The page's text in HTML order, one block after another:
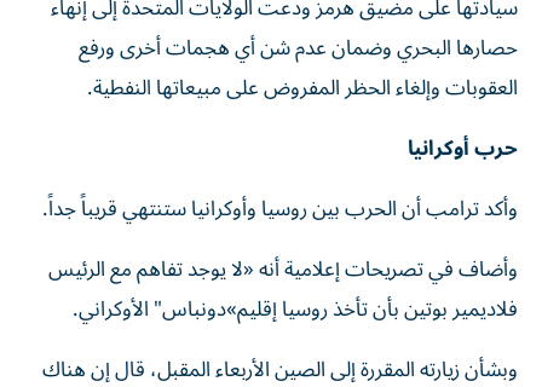
حصارها البحري وضمان عدم شن ‌أي هجمات ‌أخرى ورفع
العقوبات ⁠وإلغاء الحظر المفروض على مبيعاتها النفطية.
حرب أوكرانيا
وأكد ترامب أن الحرب بين روسيا وأوكرانيا ستنتهي قريباً جداً.
وأضاف في تصريحات إعلامية أنه «لا يوجد تفاهم مع الرئيس
فلاديمير بوتين بأن تأخذ روسيا إقليم»دونباس" الأوكراني.
وبشأن زيارته المقررة إلى الصين الأربعاء المقبل، قال إن هناك